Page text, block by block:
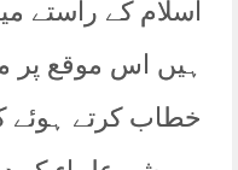
اسلام کے راستے
ہیں اس موقع پر
خطاب کرتے ہوئے